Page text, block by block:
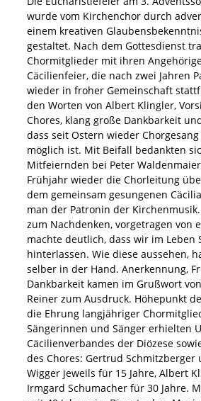
wurde vom Kirchenchor durch
einem kreativen
gestaltet. Nach dem Gottesdienst
Chormitglieder mit ihren
Cäcilienfeier, die nach zwei Jahren
wieder in froher Gemeinschaft
den Worten von Albert Klingler,
Chores, klang große Dankbarkeit
dass seit Ostern wieder
möglich ist. Mit Beifall bedankten
Mitfeiernden bei Peter
Frühjahr wieder die Chorleitung
dem gemeinsam gesungenen
man der Patronin der
zum Nachdenken, vorgetragen von
machte deutlich, dass wir im Leben
hinterlassen. Wie diese aussehen,
selber in der Hand. Anerkennung,
Dankbarkeit kamen im Grußwort
Reiner zum Ausdruck. Höhepunkt
die Ehrung langjähriger
Sängerinnen und Sänger erhielten
Cäcilienverbandes der Diözese
des Chores: Gertrud Schmitzberger
Wigger jeweils für 15 Jahre, Albert
Irmgard Schumacher für 30 Jahre.